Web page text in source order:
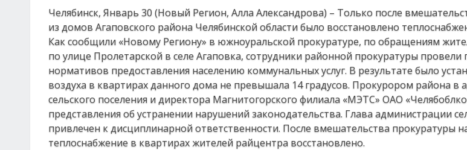
Челябинск, Январь 30 (Новый Регион, Алла Александрова) – Только после
из домов Агаповского района Челябинской области было восстановлено
Как сообщили «Новому Региону» в южноуральской прокуратуре, по обращениям
по улице Пролетарской в селе Агаповка, сотрудники районной прокуратуры
нормативов предоставления населению коммунальных услуг. В результате было
воздуха в квартирах данного дома не превышала 14 градусов. Прокурором района в
сельского поселения и директора Магнитогорского филиала «МЭТС» ОАО
представления об устранении нарушений законодательства. Глава администрации
привлечен к дисциплинарной ответственности. После вмешательства прокуратуры
теплоснабжение в квартирах жителей райцентра восстановлено.